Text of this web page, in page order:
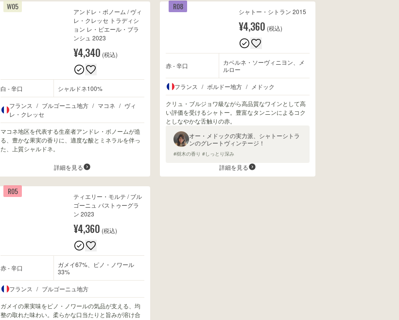
W05
アンドレ・ボノーム / ヴィ
レ・クレッセ トラディシ
ョン レ・ピエール・ブラ
ンシュ 2023
¥4,340 (税込)
白 - 辛口 シャルドネ100%
フランス / ブルゴーニュ地方 / マコネ / ヴィ
レ・クレッセ
マコネ地区を代表する生産者アンドレ・ボノームが造
る、豊かな果実の香りに、適度な酸とミネラルを伴っ
た、上質シャルドネ。
詳細を見る
R08
シャトー・シトラン 2015
¥4,360 (税込)
赤 - 辛口
カベルネ・ソーヴィニヨン、メ
ルロー
フランス / ボルドー地方 / メドック
クリュ・ブルジョワ級ながら高品質なワインとして高
い評価を受けるシャトー。豊富なタンニンによるコク
としなやかな舌触りの赤。
オー・メドックの実力派、シャトーシトラ
ンのグレートヴィンテージ！
#樹木の香り #しっとり深み
詳細を見る
R05
ティエリー・モルテ / ブル
ゴーニュ パストゥーグラ
ン 2023
¥4,360 (税込)
赤 - 辛口
ガメイ67%、ピノ・ノワール
33%
フランス / ブルゴーニュ地方
ガメイの果実味をピノ・ノワールの気品が支える、均
整の取れた味わい。柔らかな口当たりと旨みが溶け合